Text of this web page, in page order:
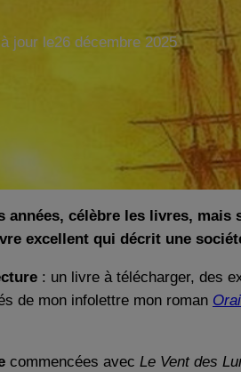
jour le26 décembre 2025
années, célèbre les livres,
excellent qui décrit une
: un livre à télécharger, des
de mon infolettre mon roman
commencées avec Le Vent des